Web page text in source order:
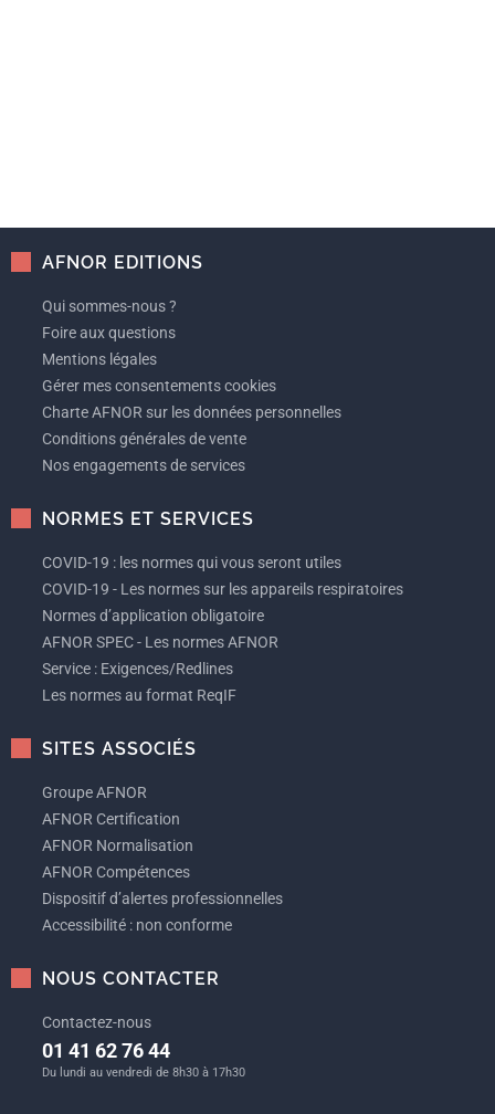
AFNOR EDITIONS
Qui sommes-nous ?
Foire aux questions
Mentions légales
Gérer mes consentements cookies
Charte AFNOR sur les données personnelles
Conditions générales de vente
Nos engagements de services
NORMES ET SERVICES
COVID-19 : les normes qui vous seront utiles
COVID-19 - Les normes sur les appareils respiratoires
Normes d’application obligatoire
AFNOR SPEC - Les normes AFNOR
Service : Exigences/Redlines
Les normes au format ReqIF
SITES ASSOCIÉS
Groupe AFNOR
AFNOR Certification
AFNOR Normalisation
AFNOR Compétences
Dispositif d’alertes professionnelles
Accessibilité : non conforme
NOUS CONTACTER
Contactez-nous
01 41 62 76 44
Du lundi au vendredi de 8h30 à 17h30